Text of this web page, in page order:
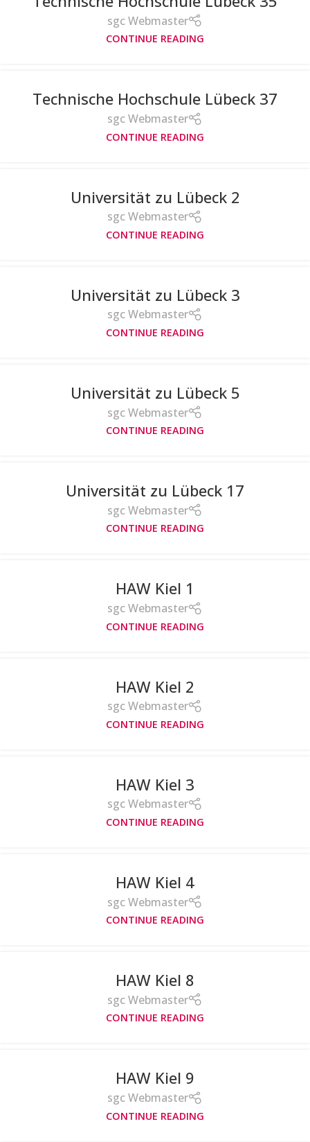
sgc Webmaster
CONTINUE READING
Technische Hochschule Lübeck 37
sgc Webmaster
CONTINUE READING
Universität zu Lübeck 2
sgc Webmaster
CONTINUE READING
Universität zu Lübeck 3
sgc Webmaster
CONTINUE READING
Universität zu Lübeck 5
sgc Webmaster
CONTINUE READING
Universität zu Lübeck 17
sgc Webmaster
CONTINUE READING
HAW Kiel 1
sgc Webmaster
CONTINUE READING
HAW Kiel 2
sgc Webmaster
CONTINUE READING
HAW Kiel 3
sgc Webmaster
CONTINUE READING
HAW Kiel 4
sgc Webmaster
CONTINUE READING
HAW Kiel 8
sgc Webmaster
CONTINUE READING
HAW Kiel 9
sgc Webmaster
CONTINUE READING